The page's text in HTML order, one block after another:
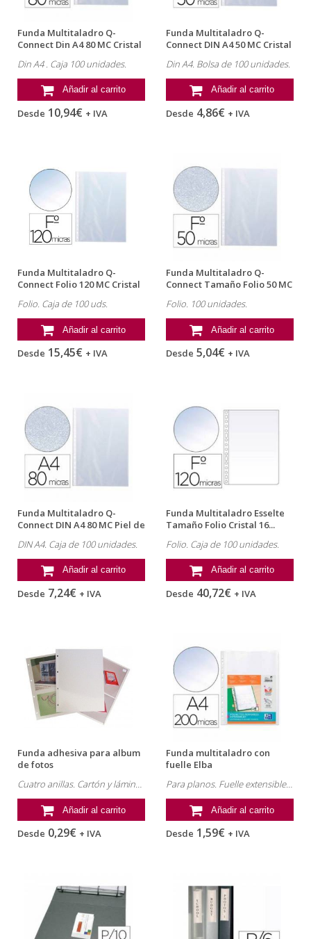
Funda Multitaladro Q-
Connect Din A4 80 MC Cristal
Din A4 . Caja 100 unidades.
Añadir al carrito
Desde 10,94€ + IVA
Funda Multitaladro Q-
Connect DIN A4 50 MC Cristal
Din A4. Bolsa de 100 unidades.
Añadir al carrito
Desde 4,86€ + IVA
Funda Multitaladro Q-
Connect Folio 120 MC Cristal
Folio. Caja de 100 uds.
Añadir al carrito
Desde 15,45€ + IVA
Funda Multitaladro Q-
Connect Tamaño Folio 50 MC
Folio. 100 unidades.
Añadir al carrito
Desde 5,04€ + IVA
Funda Multitaladro Q-
Connect DIN A4 80 MC Piel de
DIN A4. Caja de 100 unidades.
Añadir al carrito
Desde 7,24€ + IVA
Funda Multitaladro Esselte
Tamaño Folio Cristal 16...
Folio. Caja de 100 unidades.
Añadir al carrito
Desde 40,72€ + IVA
Funda adhesiva para album
de fotos
Cuatro anillas. Cartón y lámina protectora de PVC.
Añadir al carrito
Desde 0,29€ + IVA
Funda multitaladro con
fuelle Elba
Para planos. Fuelle extensible. Tamaño Din A4. Uñero.
Añadir al carrito
Desde 1,59€ + IVA